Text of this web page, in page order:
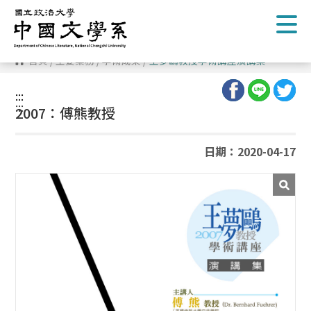
跳
到
主
要
內
容 首頁/主要業務/學術成果/王夢鷗教授學術講座演講集
:::
:::
2007：傅熊教授
日期：2020-04-17